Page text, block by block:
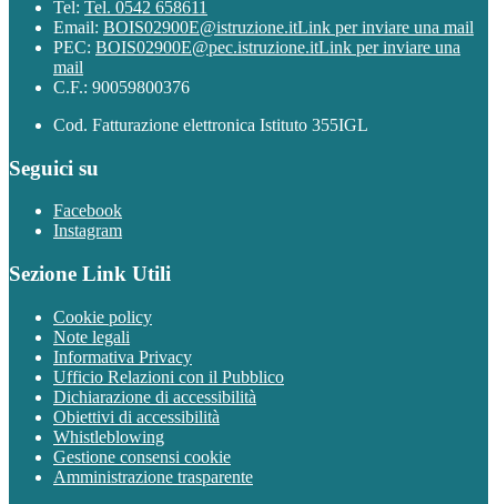
Tel: Tel. 0542 658611
Email: BOIS02900E@istruzione.itLink per inviare una mail
PEC: BOIS02900E@pec.istruzione.itLink per inviare una
mail
C.F.: 90059800376
Cod. Fatturazione elettronica Istituto 355IGL
Seguici su
Facebook
Instagram
Sezione Link Utili
Cookie policy
Note legali
Informativa Privacy
Ufficio Relazioni con il Pubblico
Dichiarazione di accessibilità
Obiettivi di accessibilità
Whistleblowing
Gestione consensi cookie
Amministrazione trasparente